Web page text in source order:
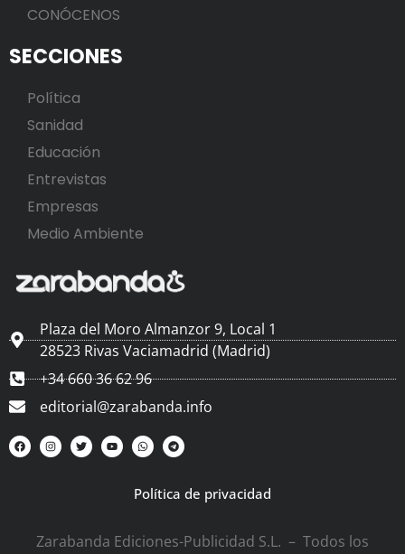
CONÓCENOS
SECCIONES
Política
Sanidad
Educación
Entrevistas
Empresas
Medio Ambiente
Plaza del Moro Almanzor 9, Local 1
28523 Rivas Vaciamadrid (Madrid)
+34 660 36 62 96
editorial@zarabanda.info
Política de privacidad
Zarabanda Ediciones-Publicidad S.L. – Todos los